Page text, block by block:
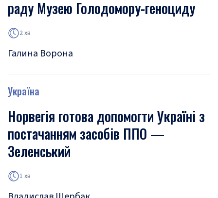
раду Музею Голодомору-геноциду
2 хв
Галина Ворона
Україна
Норвегія готова допомогти Україні з
постачанням засобів ППО —
Зеленський
1 хв